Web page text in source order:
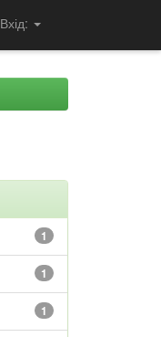
Вхід:
1
1
1